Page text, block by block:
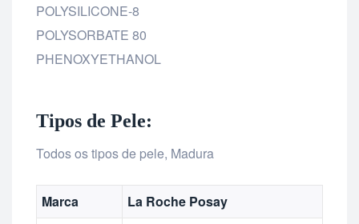
POLYSILICONE-8
POLYSORBATE 80
PHENOXYETHANOL
Tipos de Pele:
Todos os tipos de pele, Madura
Marca
La Roche Posay